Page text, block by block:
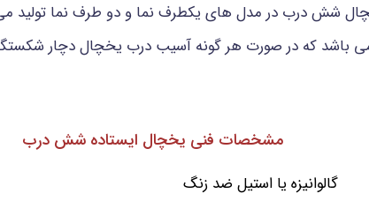
یخچال شش درب در مدل های یکطرف نما و دو طرف نما
باشد که در صورت هر گونه آسیب درب یخچال دچار
مشخصات فنی یخچال ایستاده شش درب
گالوانیزه یا استیل ضد زنگ